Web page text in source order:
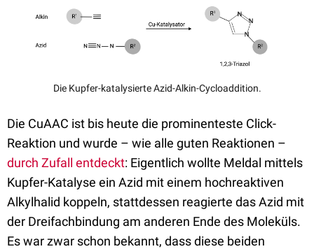
Die Kupfer-katalysierte Azid-Alkin-Cycloaddition.
Die CuAAC ist bis heute die prominenteste Click-
Reaktion und wurde – wie alle guten Reaktionen –
durch Zufall entdeckt: Eigentlich wollte Meldal mittels
Kupfer-Katalyse ein Azid mit einem hochreaktiven
Alkylhalid koppeln, stattdessen reagierte das Azid mit
der Dreifachbindung am anderen Ende des Moleküls.
Es war zwar schon bekannt, dass diese beiden